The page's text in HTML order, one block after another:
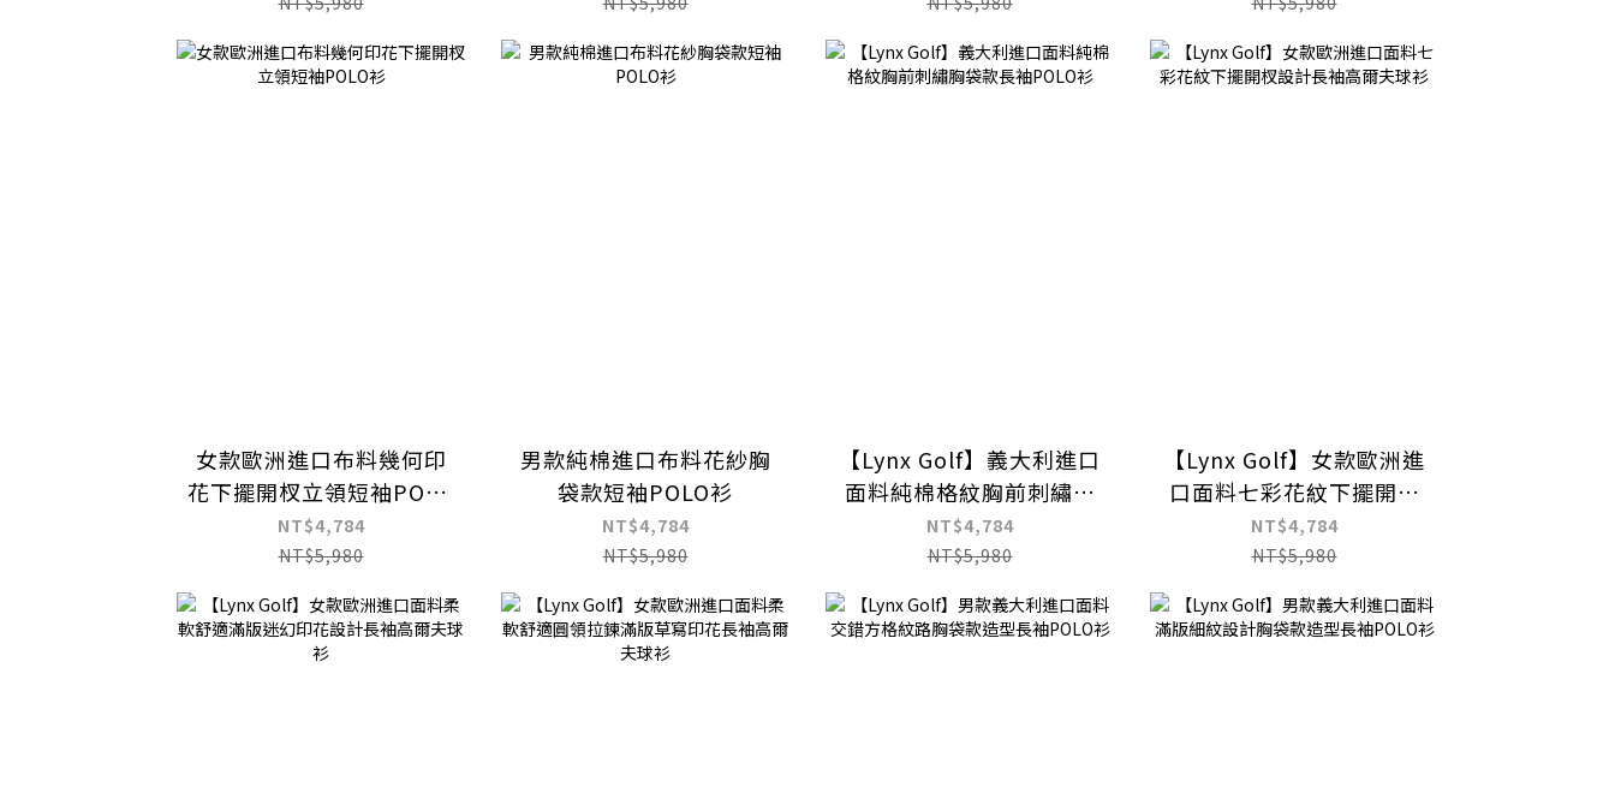
女款歐洲進口布料幾何印
花下擺開杈立領短袖POLO
衫
NT$4,784
NT$5,980
男款純棉進口布料花紗胸
袋款短袖POLO衫
NT$4,784
NT$5,980
【Lynx Golf】義大利進口
面料純棉格紋胸前刺繡胸
袋款長袖POLO衫
NT$4,784
NT$5,980
【Lynx Golf】女款歐洲進
口面料七彩花紋下擺開杈
設計長袖高爾夫球衫
NT$4,784
NT$5,980